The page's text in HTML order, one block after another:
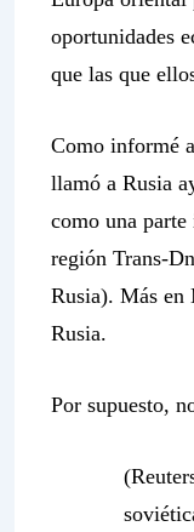
oportunidades
que las que
Como informé
llamó a Rusia
como una
región Trans-
Rusia). Más en
Rusia.
Por supuesto,